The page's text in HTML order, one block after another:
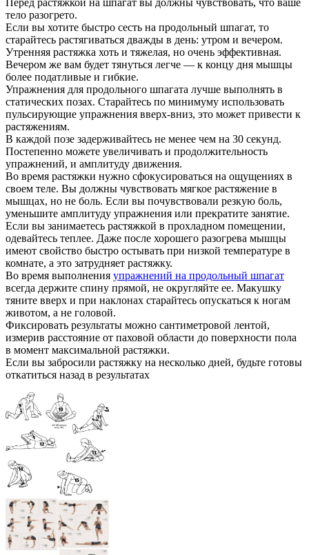
Перед растяжкой на шпагат вы должны чувствовать, что ваше
тело разогрето.
Если вы хотите быстро сесть на продольный шпагат, то
старайтесь растягиваться дважды в день: утром и вечером.
Утренняя растяжка хоть и тяжелая, но очень эффективная.
Вечером же вам будет тянуться легче — к концу дня мышцы
более податливые и гибкие.
Упражнения для продольного шпагата лучше выполнять в
статических позах. Старайтесь по минимуму использовать
пульсирующие упражнения вверх-вниз, это может привести к
растяжениям.
В каждой позе задерживайтесь не менее чем на 30 секунд.
Постепенно можете увеличивать и продолжительность
упражнений, и амплитуду движения.
Во время растяжки нужно сфокусироваться на ощущениях в
своем теле. Вы должны чувствовать мягкое растяжение в
мышцах, но не боль. Если вы почувствовали резкую боль,
уменьшите амплитуду упражнения или прекратите занятие.
Если вы занимаетесь растяжкой в прохладном помещении,
одевайтесь теплее. Даже после хорошего разогрева мышцы
имеют свойство быстро остывать при низкой температуре в
комнате, а это затрудняет растяжку.
Во время выполнения упражнений на продольный шпагат
всегда держите спину прямой, не округляйте ее. Макушку
тяните вверх и при наклонах старайтесь опускаться к ногам
животом, а не головой.
Фиксировать результаты можно сантиметровой лентой,
измерив расстояние от паховой области до поверхности пола
в момент максимальной растяжки.
Если вы забросили растяжку на несколько дней, будьте готовы
откатиться назад в результатах